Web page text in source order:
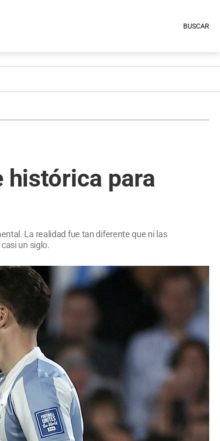
BUSCAR
histórica para
La realidad fue tan diferente que ni las
un siglo.